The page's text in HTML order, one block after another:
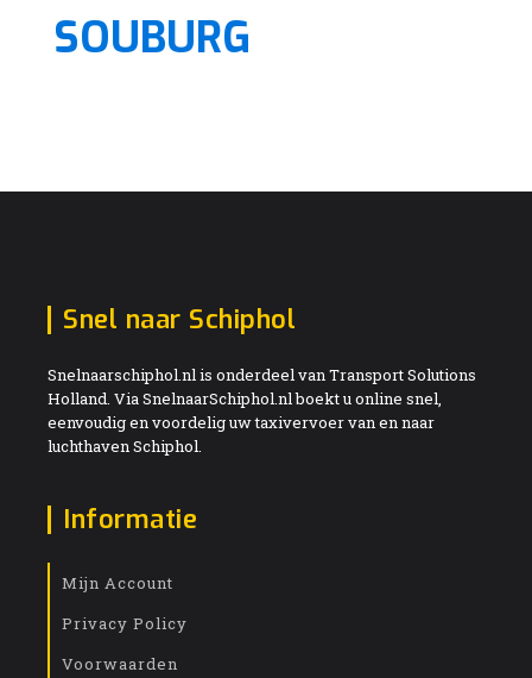
SOUBURG
Snel naar Schiphol
Snelnaarschiphol.nl is onderdeel van Transport Solutions
Holland. Via SnelnaarSchiphol.nl boekt u online snel,
eenvoudig en voordelig uw taxivervoer van en naar
luchthaven Schiphol.
Informatie
Mijn Account
Privacy Policy
Voorwaarden